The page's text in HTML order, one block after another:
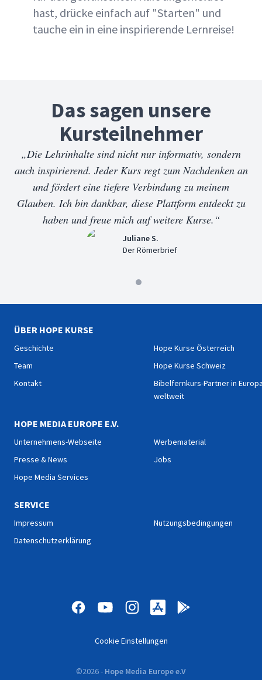
hast, drücke einfach auf "Starten" und
tauche ein in eine inspirierende Lernreise!
Das sagen unsere
Kursteilnehmer
„Die Lehrinhalte sind nicht nur informativ, sondern
auch inspirierend. Jeder Kurs regt zum Nachdenken an
und fördert eine tiefere Verbindung zu meinem
Glauben. Ich bin dankbar, diese Plattform entdeckt zu
haben und freue mich auf weitere Kurse.“
Juliane S.
Der Römerbrief
ÜBER HOPE KURSE
Geschichte
Team
Kontakt
Hope Kurse Österreich
Hope Kurse Schweiz
Bibelfernkurs-Partner in
weltweit
HOPE MEDIA EUROPE E.V.
Unternehmens-Webseite
Presse & News
Hope Media Services
Werbematerial
Jobs
SERVICE
Impressum
Datenschutzerklärung
Nutzungsbedingungen
Cookie Einstellungen
©2026- Hope Media Europe e.V